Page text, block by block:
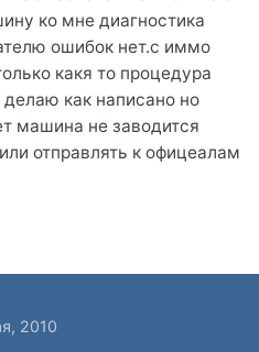
ко мне диагностика
ошибок нет.с иммо
какя то процедура
как написано но
машина не заводится
отправлять к офицеалам
2010